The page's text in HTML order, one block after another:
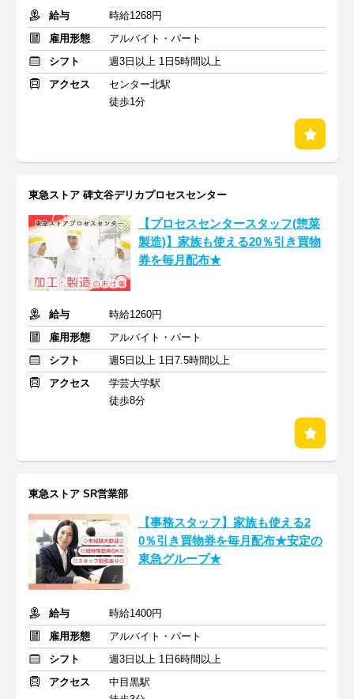
給与
時給1268円
雇用形態
アルバイト・パート
シフト
週3日以上 1日5時間以上
アクセス
センター北駅
徒歩1分
東急ストア 碑文谷デリカプロセスセンター
【プロセスセンタースタッフ(惣菜
製造)】家族も使える20％引き買物
券を毎月配布★
給与
時給1260円
雇用形態
アルバイト・パート
シフト
週5日以上 1日7.5時間以上
アクセス
学芸大学駅
徒歩8分
東急ストア SR営業部
【事務スタッフ】家族も使える2
0％引き買物券を毎月配布★安定の
東急グループ★
給与
時給1400円
雇用形態
アルバイト・パート
シフト
週3日以上 1日6時間以上
アクセス
中目黒駅